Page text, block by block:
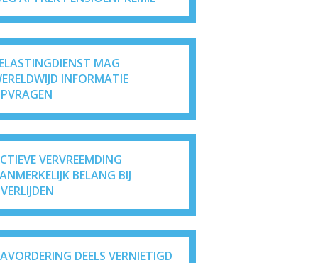
MAG
INFORMATIE
VERVREEMDING
BELANG BIJ
DEELS VERNIETIGD